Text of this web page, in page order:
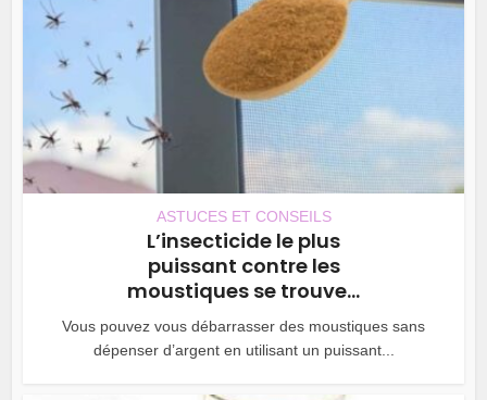
ASTUCES ET CONSEILS
L’insecticide le plus
puissant contre les
moustiques se trouve...
Vous pouvez vous débarrasser des moustiques sans
dépenser d’argent en utilisant un puissant...